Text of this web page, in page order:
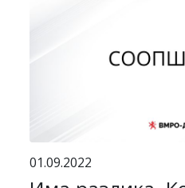
01.09.2022